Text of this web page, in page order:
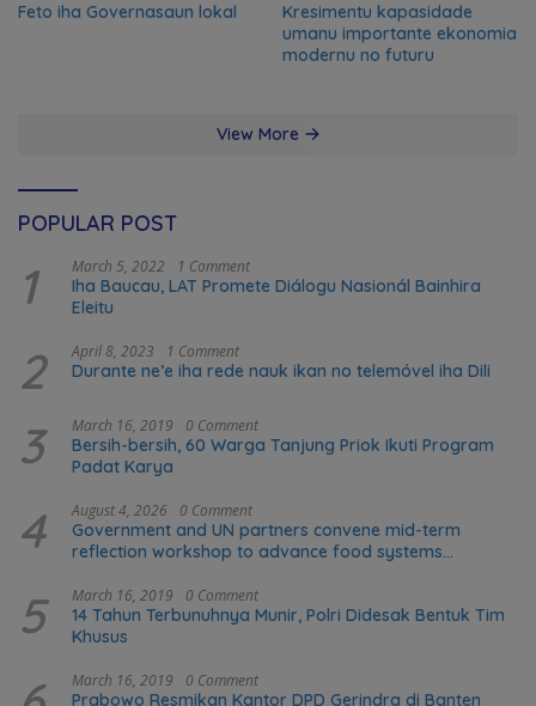
Feto iha Governasaun lokal
Kresimentu kapasidade
umanu importante ekonomia
modernu no futuru
View More
POPULAR POST
1 March 5, 2022 1 Comment
Iha Baucau, LAT Promete Diálogu Nasionál Bainhira
Eleitu
2 April 8, 2023 1 Comment
Durante ne’e iha rede nauk ikan no telemóvel iha Dili
3 March 16, 2019 0 Comment
Bersih-bersih, 60 Warga Tanjung Priok Ikuti Program
Padat Karya
4 August 4, 2026 0 Comment
Government and UN partners convene mid-term
reflection workshop to advance food systems
5 March 16, 2019 0 Comment
14 Tahun Terbunuhnya Munir, Polri Didesak Bentuk Tim
Khusus
March 16, 2019 0 Comment
Prabowo Resmikan Kantor DPD Gerindra di Banten